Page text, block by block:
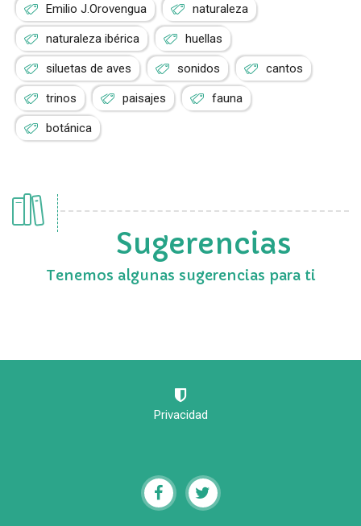
Emilio J.Orovengua naturaleza
naturaleza ibérica huellas
siluetas de aves sonidos cantos
trinos paisajes fauna
botánica
Sugerencias
Tenemos algunas sugerencias para ti
Privacidad